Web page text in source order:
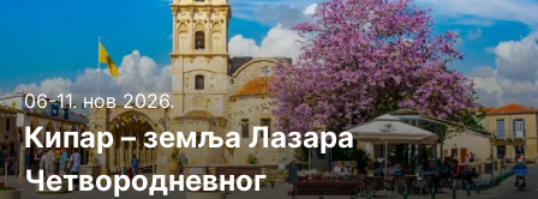
06-11. нов 2026.
Кипар – земља Лазара
Четвородневног